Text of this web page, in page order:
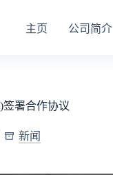
主页 公司简介
署合作协议
新闻